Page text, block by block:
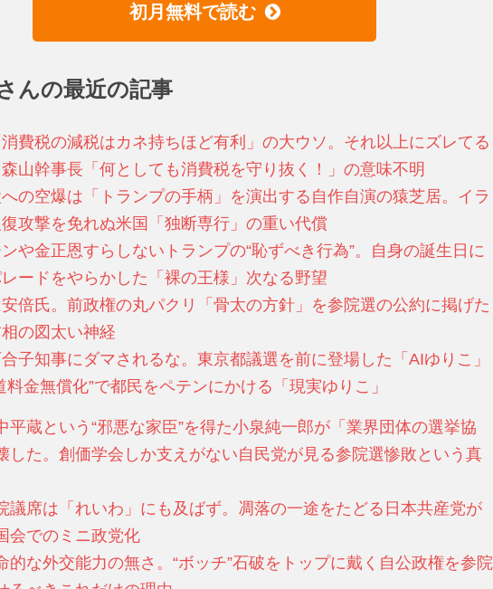
初月無料で読む
んの最近の記事
費税の減税はカネ持ちほど有利」の大ウソ。それ以上にズレてる
山幹事長「何としても消費税を守り抜く！」の意味不明
の空爆は「トランプの手柄」を演出する自作自演の猿芝居。イラ
攻撃を免れぬ米国「独断専行」の重い代償
や金正恩すらしないトランプの“恥ずべき行為”。自身の誕生日に
ードをやらかした「裸の王様」次なる野望
倍氏。前政権の丸パクリ「骨太の方針」を参院選の公約に掲げた
の図太い神経
子知事にダマされるな。東京都議選を前に登場した「AIゆりこ」
料金無償化”で都民をペテンにかける「現実ゆりこ」
平蔵という“邪悪な家臣”を得た小泉純一郎が「業界団体の選挙協
した。創価学会しか支えがない自民党が見る参院選惨敗という真
議席は「れいわ」にも及ばず。凋落の一途をたどる日本共産党が
会でのミニ政党化
的な外交能力の無さ。“ボッチ”石破をトップに戴く自公政権を参院